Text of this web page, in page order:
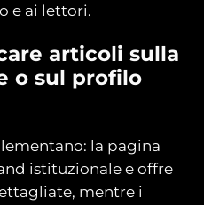
e ai lettori.
articoli sulla
o sul profilo
la pagina
istituzionale e offre
mentre i